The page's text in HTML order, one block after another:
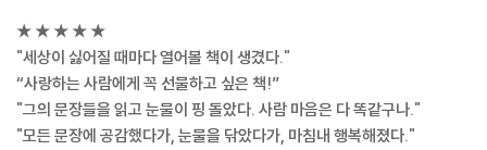
★ ★ ★ ★ ★
"세상이 싫어질 때마다 열어볼 책이 생겼다."
“사랑하는 사람에게 꼭 선물하고 싶은 책!”
"그의 문장들을 읽고 눈물이 핑 돌았다. 사람 마음은 다 똑같구나."
"모든 문장에 공감했다가, 눈물을 닦았다가, 마침내 행복해졌다."